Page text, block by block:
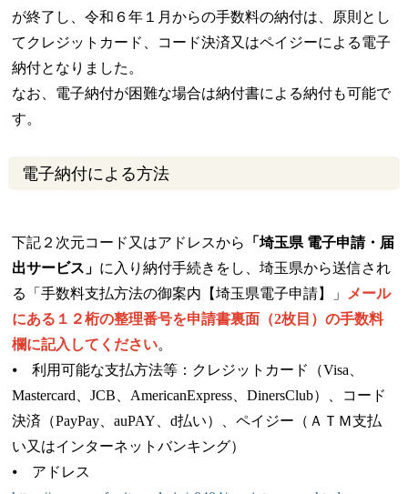
が終了し、令和６年１月からの手数料の納付は、原則とし
てクレジットカード、コード決済又はペイジーによる電子
納付となりました。
なお、電子納付が困難な場合は納付書による納付も可能で
す。
電子納付による方法
下記２次元コード又はアドレスから
「埼玉県 電子申請・届
出サービス」 に入り納付手続きをし、埼玉県から送信され
る「手数料支払方法の御案内【埼玉県電子申請】」
メール
にある １２桁の整理番号を申請書裏面（2枚目）の手数料
欄に記入してください。
⦁ 利用可能な支払方法等：クレジットカード（Visa、
Mastercard、JCB、AmericanExpress、DinersClub）、コード
決済（PayPay、auPAY、d払い）、ペイジー（ＡＴＭ支払
い又はインターネットバンキング）
⦁ アドレス